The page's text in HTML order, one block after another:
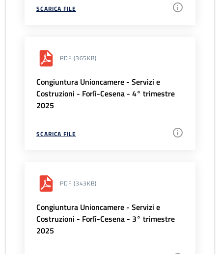
SCARICA FILE
PDF (365KB)
Congiuntura Unioncamere - Servizi e
Costruzioni - Forlì-Cesena - 4° trimestre
2025
SCARICA FILE
PDF (343KB)
Congiuntura Unioncamere - Servizi e
Costruzioni - Forlì-Cesena - 3° trimestre
2025